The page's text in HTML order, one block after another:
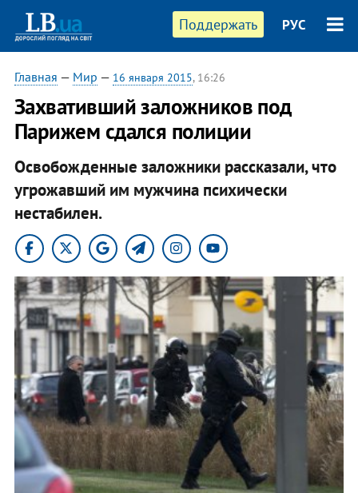
Поддержать РУС
Главная — Мир — 16 января 2015, 16:26
Захвативший заложников под
Парижем сдался полиции
Освобожденные заложники рассказали, что
угрожавший им мужчина психически
нестабилен.